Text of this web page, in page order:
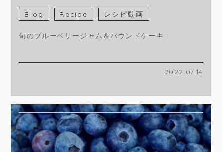
Blog Recipe レシピ動画
旬のブルーベリージャム＆パウンドケーキ！
2022.07.14